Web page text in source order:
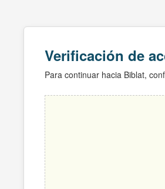
Verificación de
Para continuar hacia Biblat,